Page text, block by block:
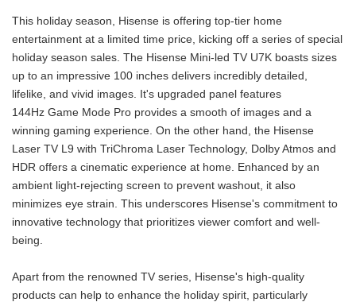
This holiday season, Hisense is offering top-tier home
entertainment at a limited time price, kicking off a series of special
holiday season sales. The Hisense Mini-led TV U7K boasts sizes
up to an impressive 100 inches delivers incredibly detailed,
lifelike, and vivid images. It's upgraded panel features
144Hz Game Mode Pro provides a smooth of images and a
winning gaming experience. On the other hand, the Hisense
Laser TV L9 with TriChroma Laser Technology, Dolby Atmos and
HDR offers a cinematic experience at home. Enhanced by an
ambient light-rejecting screen to prevent washout, it also
minimizes eye strain. This underscores Hisense's commitment to
innovative technology that prioritizes viewer comfort and well-
being.
Apart from the renowned TV series, Hisense's high-quality
products can help to enhance the holiday spirit, particularly